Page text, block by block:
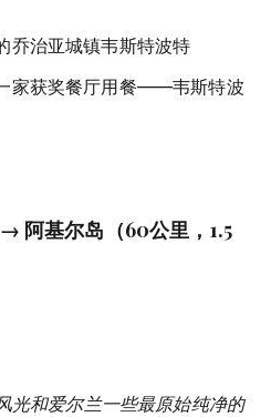
乔治亚城镇韦斯特波特
家获奖餐厅用餐——韦斯特波
阿基尔岛（60公里，1.5
光和爱尔兰一些最原始纯净的